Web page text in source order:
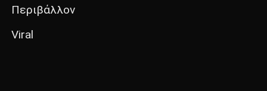
Περιβάλλον
Viral